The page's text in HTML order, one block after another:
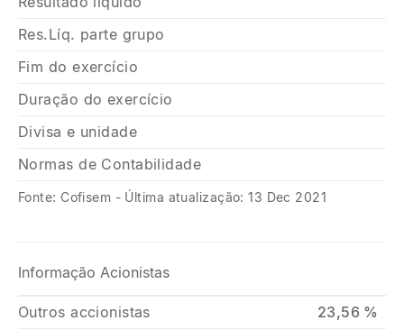
Res.Líq. parte grupo
Fim do exercício
Duração do exercício
Divisa e unidade
Normas de Contabilidade
Fonte: Cofisem - Última atualização: 13 Dec 2021
Informação Acionistas
Outros accionistas
23,56 %